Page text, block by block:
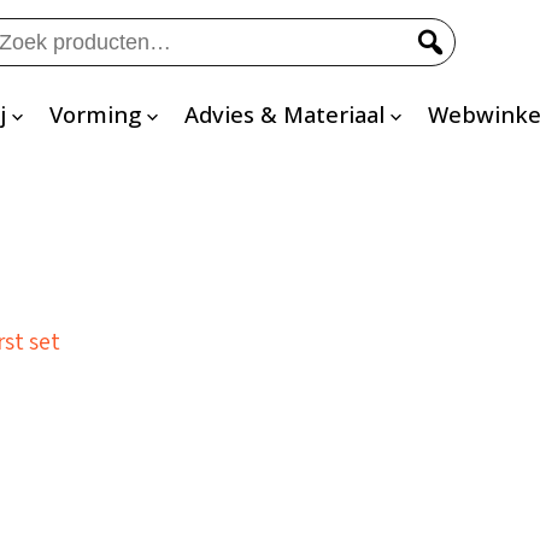
Vorming Advies & Materiaal